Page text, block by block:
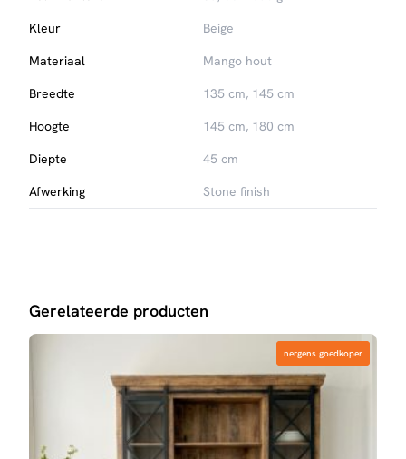
Kleur
Beige
Materiaal
Mango hout
Breedte
135 cm, 145 cm
Hoogte
145 cm, 180 cm
Diepte
45 cm
Afwerking
Stone finish
Gerelateerde producten
nergens goedkoper
nergens goedkoper